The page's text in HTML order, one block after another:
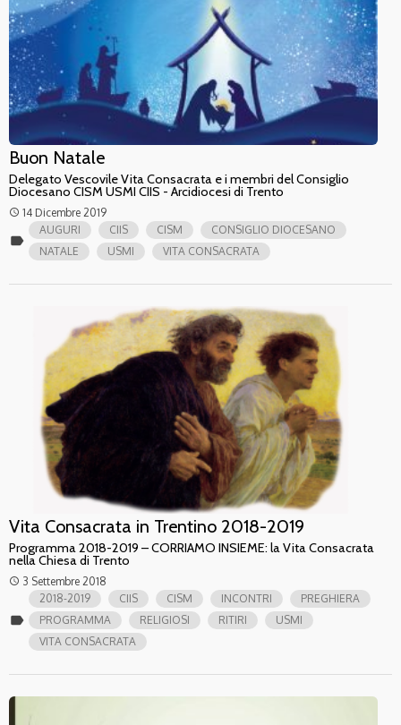
Buon Natale
Delegato Vescovile Vita Consacrata e i membri del Consiglio
Diocesano CISM USMI CIIS - Arcidiocesi di Trento
access_time 14 Dicembre 2019
label
AUGURI CIIS CISM
CONSIGLIO DIOCESANO
NATALE
USMI VITA CONSACRATA
Vita Consacrata in Trentino 2018-2019
Programma 2018-2019 – CORRIAMO INSIEME: la Vita Consacrata
nella Chiesa di Trento
access_time 3 Settembre 2018
label
2018-2019 CIIS CISM INCONTRI
PREGHIERA
PROGRAMMA
RELIGIOSI RITIRI
USMI
VITA CONSACRATA